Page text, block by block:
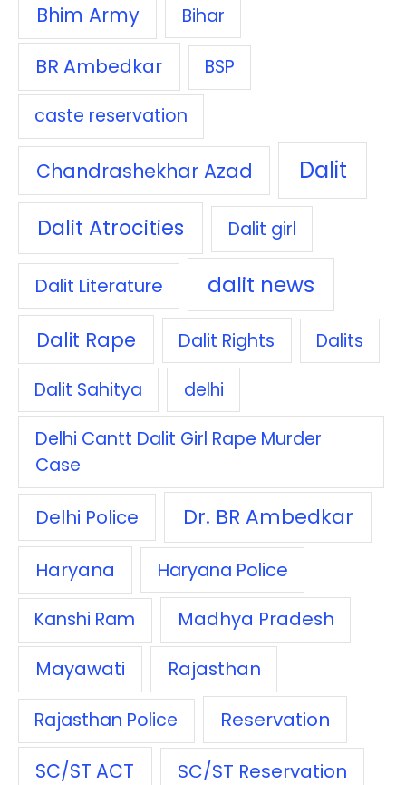
Bhim Army
Bihar
BR Ambedkar
BSP
caste reservation
Chandrashekhar Azad Dalit
Dalit Atrocities Dalit girl
Dalit Literature dalit news
Dalit Rape Dalit Rights Dalits
Dalit Sahitya delhi
Delhi Cantt Dalit Girl Rape Murder
Case
Delhi Police Dr. BR Ambedkar
Haryana Haryana Police
Kanshi Ram
Madhya Pradesh
Mayawati
Rajasthan
Rajasthan Police Reservation
SC/ST ACT SC/ST Reservation